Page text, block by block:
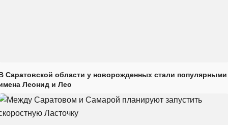
Саратовской области у новорожденных стали популярными
Леонид и Лео